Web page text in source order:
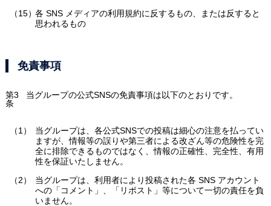
各 SNS メディアの利用規約に反するもの、または反すると
思われるもの
免責事項
第3
条
当グループの公式SNSの免責事項は以下のとおりです。
当グループは、各公式SNSでの投稿は細心の注意を払ってい
ますが、情報等の誤りや第三者による改ざん等の危険性を完
全に排除できるものではなく、情報の正確性、完全性、有用
性を保証いたしません。
当グループは、利用者により投稿された各 SNS アカウント
への「コメント」、「リポスト」等について一切の責任を負
いません。